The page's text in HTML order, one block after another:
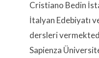
Cristiano Bedin
İtalyan Edebiyatı
dersleri
Sapienza